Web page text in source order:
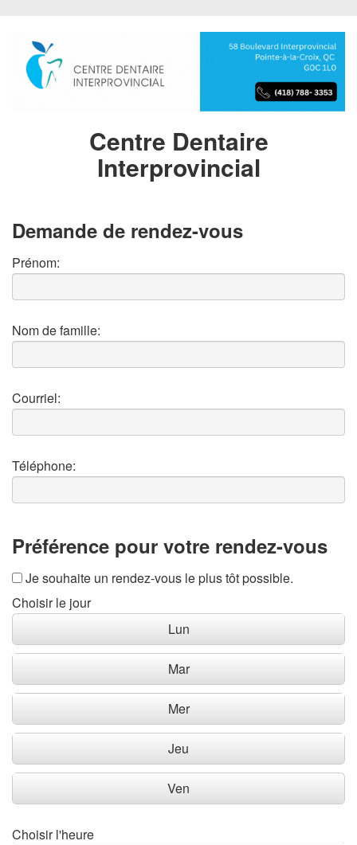
Centre Dentaire
Interprovincial
Demande de rendez-vous
Prénom:
Nom de famille:
Courriel:
Téléphone:
Préférence pour votre rendez-vous
Je souhaite un rendez-vous le plus tôt possible.
Choisir le jour
Lun
Mar
Mer
Jeu
Ven
Choisir l'heure